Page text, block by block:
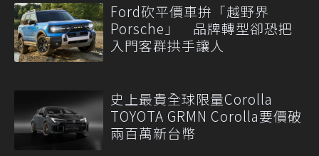
Ford砍平價車拚「越野界
Porsche」 品牌轉型卻恐把
入門客群拱手讓人
史上最貴全球限量Corolla
TOYOTA GRMN Corolla要價破
兩百萬新台幣